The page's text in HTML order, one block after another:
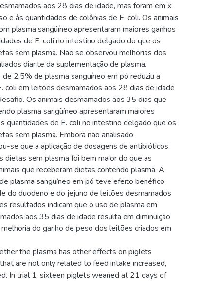
aos 28 dias de idade, mas foram em x
e às quantidades de colônias de E. coli. Os animais
plasma sangüíneo apresentaram maiores ganhos
de E. coli no intestino delgado do que os
sem plasma. Não se observou melhorias dos
diante da suplementação de plasma.
de 2,5% de plasma sanguíneo em pó reduziu a
coli em leitões desmamados aos 28 dias de idade
Os animais desmamados aos 35 dias que
plasma sangüíneo apresentaram maiores
quantidades de E. coli no intestino delgado que os
sem plasma. Embora não analisado
se que a aplicação de dosagens de antibióticos
dietas sem plasma foi bem maior do que as
que receberam dietas contendo plasma. A
plasma sanguíneo em pó teve efeito benéfico
do duodeno e do jejuno de leitões desmamados
resultados indicam que o uso de plasma em
aos 35 dias de idade resulta em diminuição
do ganho de peso dos leitões criados em
the plasma has other effects on piglets
are not only related to feed intake increased,
In trial 1, sixteen piglets weaned at 21 days of